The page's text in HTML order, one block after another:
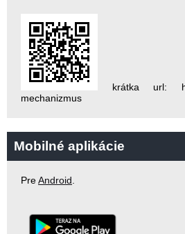
krátka url:
mechanizmus
Mobilné aplikácie
PreAndroid.